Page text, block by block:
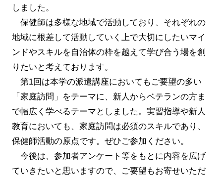
しました。
保健師は多様な地域で活動しており、それぞれの
地域に根差して活動していく上で大切にしたいマイ
ンドやスキルを自治体の枠を越えて学び合う場を創
りたいと考えております。
第1回は本学の派遣講座においてもご要望の多い
「家庭訪問」をテーマに、新人からベテランの方ま
で幅広く学べるテーマとしました。実習指導や新人
教育においても、家庭訪問は必須のスキルであり、
保健師活動の原点です。ぜひご参加ください。
今後は、参加者アンケート等をもとに内容を広げ
ていきたいと思いますので、ご要望もお寄せいただ